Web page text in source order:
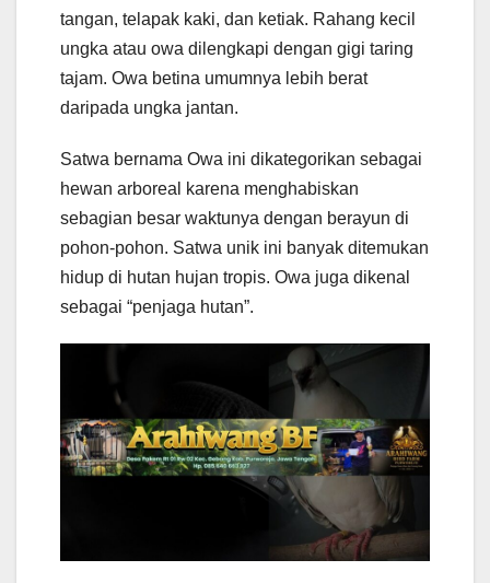
tangan, telapak kaki, dan ketiak. Rahang kecil
ungka atau owa dilengkapi dengan gigi taring
tajam. Owa betina umumnya lebih berat
daripada ungka jantan.
Satwa bernama Owa ini dikategorikan sebagai
hewan arboreal karena menghabiskan
sebagian besar waktunya dengan berayun di
pohon-pohon. Satwa unik ini banyak ditemukan
hidup di hutan hujan tropis. Owa juga dikenal
sebagai “penjaga hutan”.